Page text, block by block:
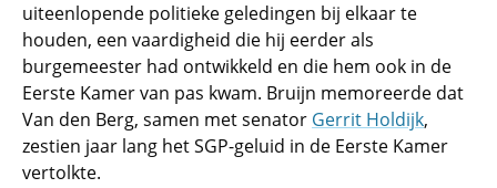
uiteenlopende politieke geledingen bij elkaar te
houden, een vaardigheid die hij eerder als
burgemeester had ontwikkeld en die hem ook in de
Eerste Kamer van pas kwam. Bruijn memoreerde dat
Van den Berg, samen met senator Gerrit Holdijk,
zestien jaar lang het SGP-geluid in de Eerste Kamer
vertolkte.